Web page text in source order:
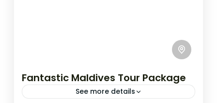
Fantastic Maldives Tour Package
See more details